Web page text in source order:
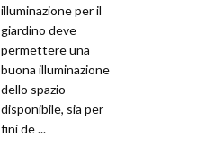
illuminazione per il
giardino deve
permettere una
buona illuminazione
dello spazio
disponibile, sia per
fini de ...